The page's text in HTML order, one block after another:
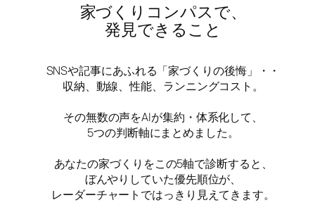
家づくりコンパスで、
発見できること
SNSや記事にあふれる「家づくりの後悔」・・
収納、動線、性能、ランニングコスト。
その無数の声をAIが集約・体系化して、
5つの判断軸にまとめました。
あなたの家づくりをこの5軸で診断すると、
ぼんやりしていた優先順位が、
レーダーチャートではっきり見えてきます。